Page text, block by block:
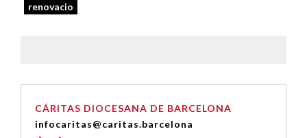
renovacio
CÁRITAS DIOCESANA DE BARCELONA
infocaritas@caritas.barcelona